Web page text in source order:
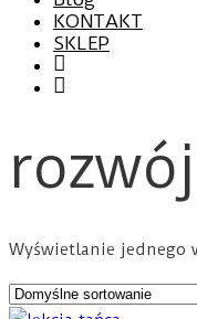
KONTAKT
SKLEP
Wyświetlanie jednego